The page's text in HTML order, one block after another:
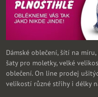
Dámské oblečení, šítí na
šaty pro moletky, velké
oblečení. On line prodej
velikostí různé střihy i délky